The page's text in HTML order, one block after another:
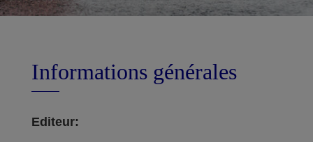
Informations générales
Editeur: